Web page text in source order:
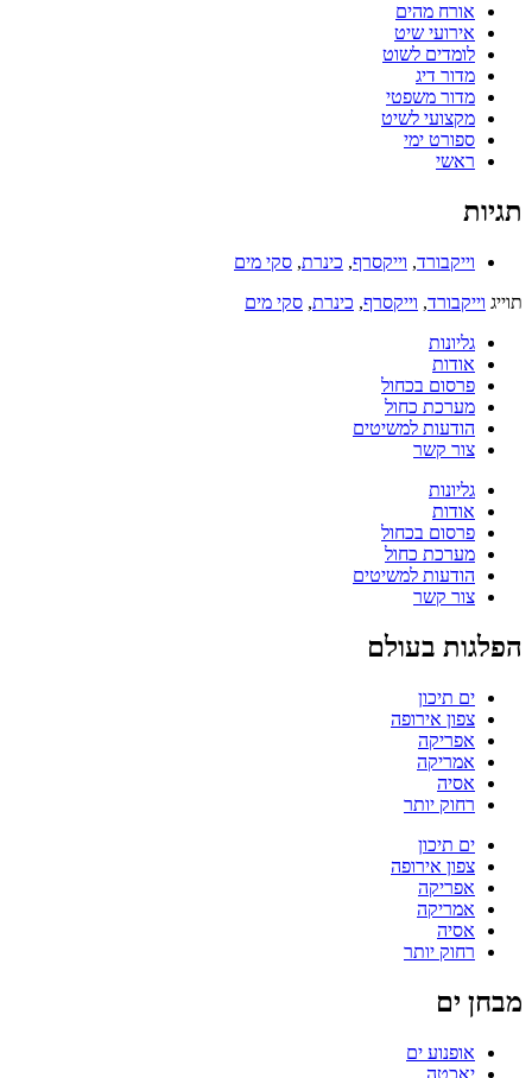
אורח מהים
אירועי שיט
לומדים לשוט
מדור דיג
מדור משפטי
מקצועי לשיט
ספורט ימי
ראשי
תגיות
וייקבורד, וייקסרף, כינרת, סקי מים
תוייג וייקבורד, וייקסרף, כינרת, סקי מים
גליונות
אודות
פרסום בכחול
מערכת כחול
הודעות למשיטים
צור קשר
גליונות
אודות
פרסום בכחול
מערכת כחול
הודעות למשיטים
צור קשר
הפלגות בעולם
ים תיכון
צפון אירופה
אפריקה
אמריקה
אסיה
רחוק יותר
ים תיכון
צפון אירופה
אפריקה
אמריקה
אסיה
רחוק יותר
מבחן ים
אופנוע ים
יאכטה